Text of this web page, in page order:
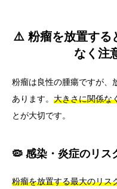
⚠️ 粉瘤を放置する
なく注
粉瘤は良性の腫瘍ですが、
あります。 大きさに関係な
とが大切です。
🦠 感染・炎症のリス
粉瘤を放置する最大のリス